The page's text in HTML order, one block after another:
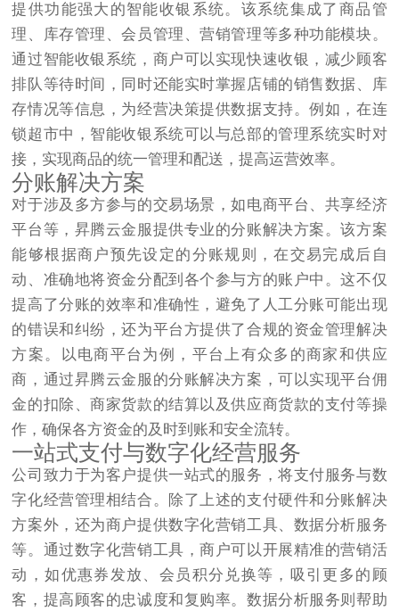
提供功能强大的智能收银系统。该系统集成了商品管
理、库存管理、会员管理、营销管理等多种功能模块。
通过智能收银系统，商户可以实现快速收银，减少顾客
排队等待时间，同时还能实时掌握店铺的销售数据、库
存情况等信息，为经营决策提供数据支持。例如，在连
锁超市中，智能收银系统可以与总部的管理系统实时对
接，实现商品的统一管理和配送，提高运营效率。​
分账解决方案​
对于涉及多方参与的交易场景，如电商平台、共享经济
平台等，昇腾云金服提供专业的分账解决方案。该方案
能够根据商户预先设定的分账规则，在交易完成后自
动、准确地将资金分配到各个参与方的账户中。这不仅
提高了分账的效率和准确性，避免了人工分账可能出现
的错误和纠纷，还为平台方提供了合规的资金管理解决
方案。以电商平台为例，平台上有众多的商家和供应
商，通过昇腾云金服的分账解决方案，可以实现平台佣
金的扣除、商家货款的结算以及供应商货款的支付等操
作，确保各方资金的及时到账和安全流转。​
一站式支付与数字化经营服务​
公司致力于为客户提供一站式的服务，将支付服务与数
字化经营管理相结合。除了上述的支付硬件和分账解决
方案外，还为商户提供数字化营销工具、数据分析服务
等。通过数字化营销工具，商户可以开展精准的营销活
动，如优惠券发放、会员积分兑换等，吸引更多的顾
客，提高顾客的忠诚度和复购率。数据分析服务则帮助